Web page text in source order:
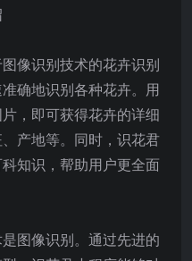
像识别技术的花卉识别
确地识别各种花卉。用
，即可获得花卉的详细
产地等。同时，识花君
知识，帮助用户更全面
图像识别。通过先进的